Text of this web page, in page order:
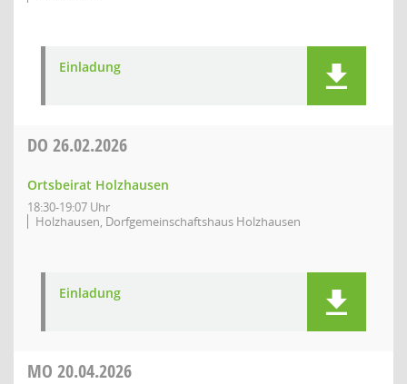
Einladung
DO 26.02.2026
Ortsbeirat Holzhausen
18:30-19:07 Uhr
Holzhausen, Dorfgemeinschaftshaus Holzhausen
Einladung
MO 20.04.2026